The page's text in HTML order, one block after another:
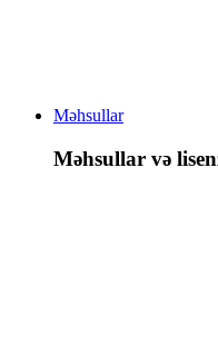
Məhsullar
Məhsullar və